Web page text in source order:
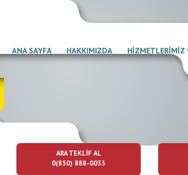
ANA SAYFA HAKKIMIZDA HİZMETLERİMİZ
ARA TEKLİF AL
0(850) 888-0033